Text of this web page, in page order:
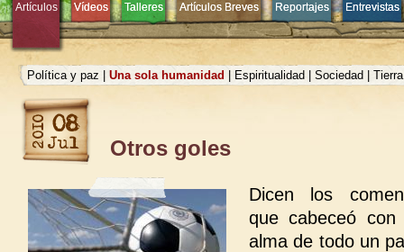
Artículos Vídeos Talleres Artículos Breves Reportajes Entrevistas
Artículos Vídeos Talleres Artículos Breves Reportajes Entrevistas
Política y paz Una sola humanidad Espiritualidad Sociedad
Otros goles
Dicen los
que cabeceó
alma de todo un